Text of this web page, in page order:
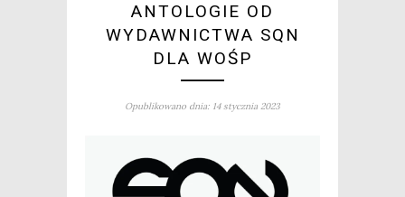
ANTOLOGIE OD
WYDAWNICTWA SQN
DLA WOŚP
Opublikowano dnia: 14 stycznia 2023